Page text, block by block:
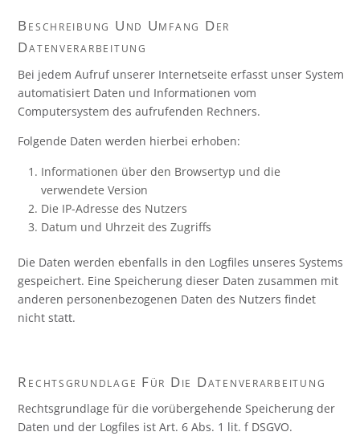
Beschreibung Und Umfang Der
Datenverarbeitung
Bei jedem Aufruf unserer Internetseite erfasst unser System
automatisiert Daten und Informationen vom
Computersystem des aufrufenden Rechners.
Folgende Daten werden hierbei erhoben:
Informationen über den Browsertyp und die
verwendete Version
Die IP-Adresse des Nutzers
Datum und Uhrzeit des Zugriffs
Die Daten werden ebenfalls in den Logfiles unseres Systems
gespeichert. Eine Speicherung dieser Daten zusammen mit
anderen personenbezogenen Daten des Nutzers findet
nicht statt.
Rechtsgrundlage Für Die Datenverarbeitung
Rechtsgrundlage für die vorübergehende Speicherung der
Daten und der Logfiles ist Art. 6 Abs. 1 lit. f DSGVO.